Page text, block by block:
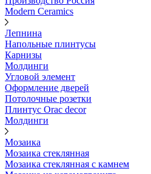
Modern Ceramics
Лепнина
Напольные плинтусы
Карнизы
Молдинги
Угловой элемент
Оформление дверей
Потолочные розетки
Плинтус Orac decor
Молдинги
Мозаика
Мозаика стеклянная
Мозаика стеклянная с камнем